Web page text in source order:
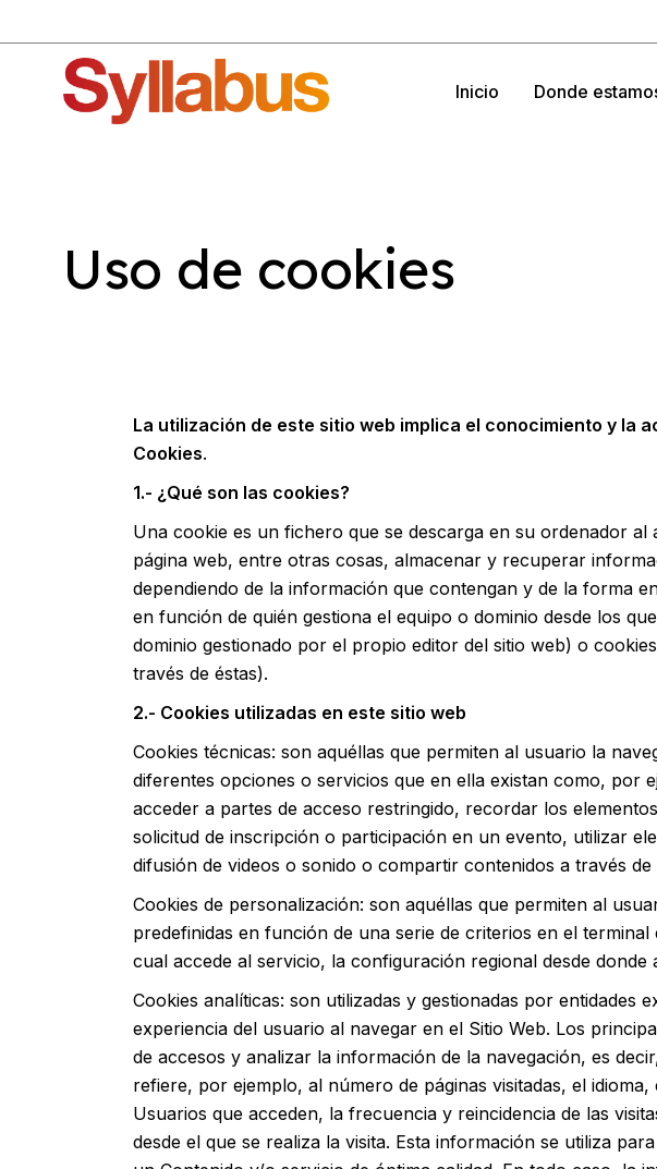
the
Inicio Donde
Uso de cookies
La utilización de este sitio web implica el conocimiento y la
Cookies.
1.- ¿Qué son las cookies?
Una cookie es un fichero que se descarga en su ordenador
página web, entre otras cosas, almacenar y recuperar
dependiendo de la información que contengan y de la forma
en función de quién gestiona el equipo o dominio desde los
dominio gestionado por el propio editor del sitio web) o
través de éstas).
2.- Cookies utilizadas en este sitio web
Cookies técnicas: son aquéllas que permiten al usuario la
diferentes opciones o servicios que en ella existan como,
acceder a partes de acceso restringido, recordar los
solicitud de inscripción o participación en un evento, utilizar
difusión de videos o sonido o compartir contenidos a través de
Cookies de personalización: son aquéllas que permiten al
predefinidas en función de una serie de criterios en el
cual accede al servicio, la configuración regional desde donde
Cookies analíticas: son utilizadas y gestionadas por
experiencia del usuario al navegar en el Sitio Web. Los
de accesos y analizar la información de la navegación, es
refiere, por ejemplo, al número de páginas visitadas, el
Usuarios que acceden, la frecuencia y reincidencia de las
desde el que se realiza la visita. Esta información se utiliza